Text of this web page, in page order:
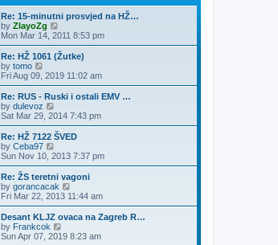
o
s
t
t
p
o
s
t
e
l
a
t
e
s
t
p
s
t
Re: 15-minutni prosvjed na HŽ…
by ZlayoZg
i
e
w
h
a
t
e
t
o
s
t
Mon Mar 14, 2011 8:53 pm
Re: HŽ 1061 (Žutke)
by tomo
i
e
w
h
e
l
a
t
e
t
p
o
s
t
Fri Aug 09, 2019 11:02 am
Re: RUS - Ruski i ostali EMV …
by dulevoz
i
e
w
h
l
a
t
e
t
p
o
Sat Mar 29, 2014 7:43 pm
Re: HŽ 7122 ŠVED
by Ceba97
i
e
w
t
h
l
a
t
e
Sun Nov 10, 2013 7:37 pm
Re: ŽS teretni vagoni
by gorancacak
i
e
w
h
Fri Mar 22, 2013 11:44 am
Desant KLJZ ovaca na Zagreb R…
by Frankcok
i
Sun Apr 07, 2019 8:23 am